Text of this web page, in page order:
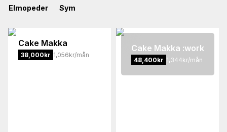
Elmopeder Sym
Cake Makka
38,000kr 1,056kr/mån
Cake Makka :work
48,400kr 1,344kr/mån